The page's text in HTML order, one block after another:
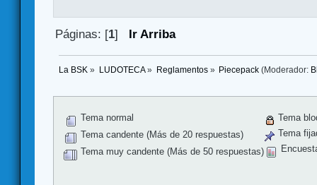
Páginas: [1] Ir Arriba
La BSK » LUDOTECA» Reglamentos» Piecepack (Moderador:
Tema normal
Tema candente (Más de 20 respuestas)
Tema muy candente (Más de 50 respuestas)
Tema
Tema